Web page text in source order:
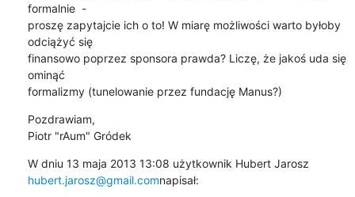
formalnie  -
proszę zapytajcie ich o to! W miarę możliwości warto byłoby
odciążyć się
finansowo poprzez sponsora prawda? Liczę, że jakoś uda się
ominąć
formalizmy (tunelowanie przez fundację Manus?)
Pozdrawiam,
Piotr "rAum" Gródek
hubert.jarosz@gmail.comnapisał: